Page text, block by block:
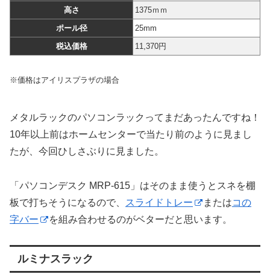
高さ
1375ｍｍ
ポール径
25mm
税込価格
11,370円
※価格はアイリスプラザの場合
メタルラックのパソコンラックってまだあったんですね！
10年以上前はホームセンターで当たり前のように見まし
たが、今回ひしさぶりに見ました。
「パソコンデスク MRP-615」はそのまま使うとスネを棚
板で打ちそうになるので、
スライドトレー またはコの
字バー
を組み合わせるのがベターだと思います。
ルミナスラック